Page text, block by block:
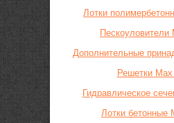
Лотки
Пескоуловители
Дополнительные
Решетки
Гидравлическое
Лотки бетонные